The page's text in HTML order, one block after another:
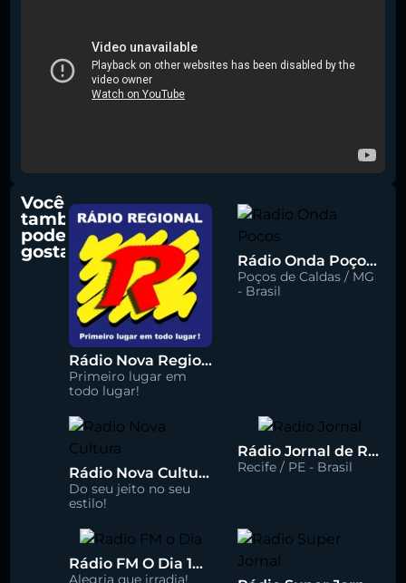
Você
também
pode
gostar
Rádio Nova Regional 91.5 FM
Primeiro lugar em
todo lugar!
Rádio Onda Poços 96.7 FM
Poços de Caldas / MG
- Brasil
Rádio Nova Cultura 93.1 FM
Do seu jeito no seu
estilo!
Rádio Jornal de Recife 90.3 FM
Recife / PE - Brasil
Rádio FM O Dia 100.5